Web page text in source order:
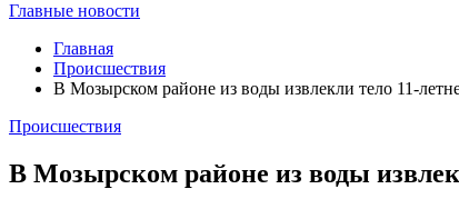
Главные новости
Главная
Происшествия
В Мозырском районе из воды извлекли тело 11-
Происшествия
В Мозырском районе из воды